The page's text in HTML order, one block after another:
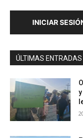
INICIAR
ÚLTIMAS ENTRADAS